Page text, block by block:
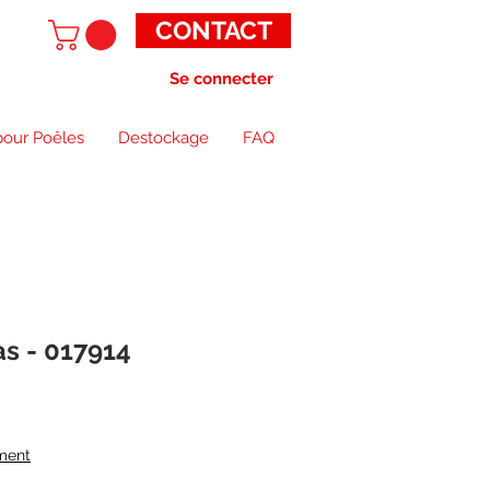
CONTACT
Se connecter
Poêles Destockage FAQ
- 017914